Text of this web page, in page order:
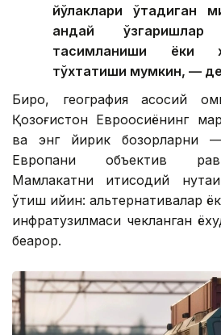
йўлаклари ўтадиган
қандай ўзгаришлар
тақсимланиши ёки
тўхтатиши мумкин, —
Бироқ, география асосий
Қозоғистон Евроосиёнинг
ва энг йирик бозорларни
Европани объектив
Мамлакатни иқтисодий
ўтиш қийин: альтернативалар
инфратузилмаси чекланган
беқарор.